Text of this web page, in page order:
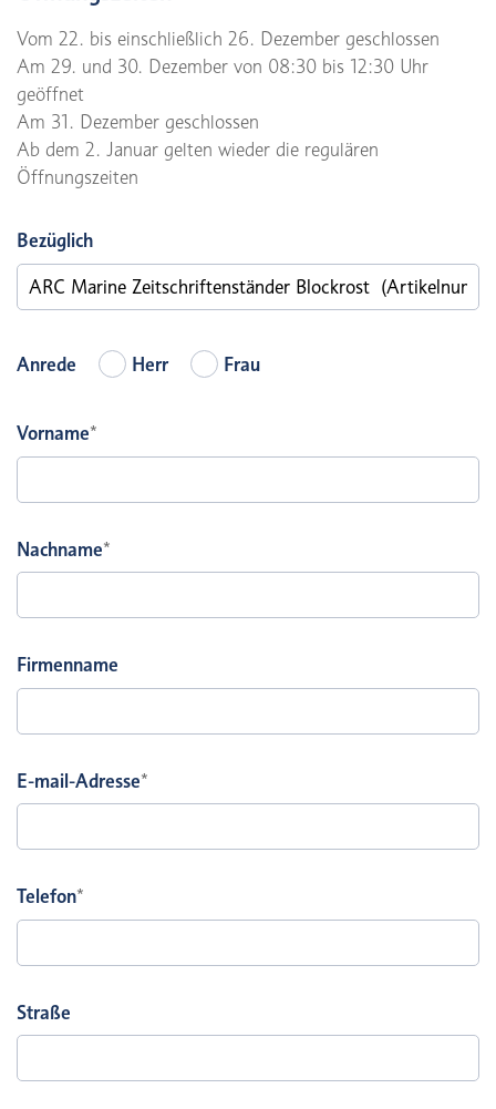
Vom 22. bis einschließlich 26. Dezember geschlossen
Am 29. und 30. Dezember von 08:30 bis 12:30 Uhr
geöffnet
Am 31. Dezember geschlossen
Ab dem 2. Januar gelten wieder die regulären
Öffnungszeiten
Bezüglich
Anrede Herr Frau
Vorname*
Nachname*
Firmenname
E-mail-Adresse*
Telefon*
Straße